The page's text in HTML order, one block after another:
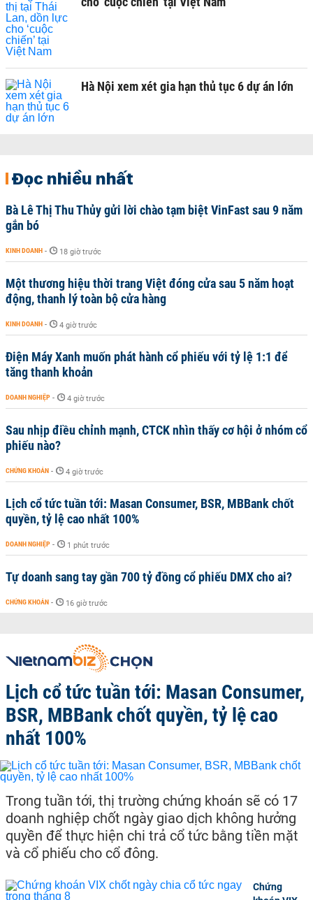
Hà Nội xem xét gia hạn thủ tục 6 dự án lớn
Đọc nhiều nhất
Bà Lê Thị Thu Thủy gửi lời chào tạm biệt VinFast sau 9 năm
gắn bó
KINH DOANH - 18 giờ trước
Một thương hiệu thời trang Việt đóng cửa sau 5 năm hoạt
động, thanh lý toàn bộ cửa hàng
KINH DOANH - 4 giờ trước
Điện Máy Xanh muốn phát hành cổ phiếu với tỷ lệ 1:1 để
tăng thanh khoản
DOANH NGHIỆP - 4 giờ trước
Sau nhịp điều chỉnh mạnh, CTCK nhìn thấy cơ hội ở nhóm cổ
phiếu nào?
CHỨNG KHOÁN - 4 giờ trước
Lịch cổ tức tuần tới: Masan Consumer, BSR, MBBank chốt
quyền, tỷ lệ cao nhất 100%
DOANH NGHIỆP - 1 phút trước
Tự doanh sang tay gần 700 tỷ đồng cổ phiếu DMX cho ai?
CHỨNG KHOÁN - 16 giờ trước
Lịch cổ tức tuần tới: Masan Consumer,
BSR, MBBank chốt quyền, tỷ lệ cao
nhất 100%
Trong tuần tới, thị trường chứng khoán sẽ có 17
doanh nghiệp chốt ngày giao dịch không hưởng
quyền để thực hiện chi trả cổ tức bằng tiền mặt
và cổ phiếu cho cổ đông.
Chứng